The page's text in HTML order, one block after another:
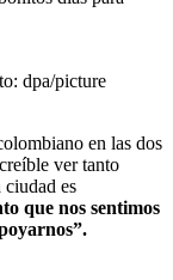
dpa/picture
en las dos
ver tanto
ciudad es
que nos sentimos